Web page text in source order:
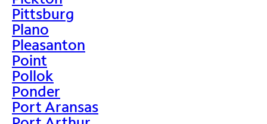
Pittsburg
Plano
Pleasanton
Point
Pollok
Ponder
Port Aransas